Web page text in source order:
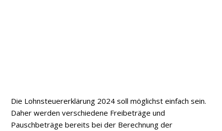
Die Lohnsteuererklärung 2024 soll möglichst einfach sein.
Daher werden verschiedene Freibeträge und
Pauschbeträge bereits bei der Berechnung der